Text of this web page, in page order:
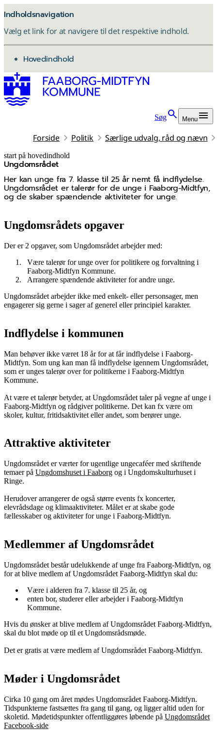
Indholdsnavigation
Vælg et link for at navigere til det respektive indhold.
gå til
Hovedindhold
Søg Menu
Forside Politik Særlige udvalg, råd og nævn
start på hovedindhold
Ungdomsrådet
Her kan unge fra 7. klasse til 25 år nemt få indflydelse.
Ungdomsrådet er talerør for de unge i Faaborg-Midtfyn,
og de skaber spændende aktiviteter for unge.
senest opdateret 5. maj 2026
Ungdomsrådets opgaver
Der er 2 opgaver, som Ungdomsrådet arbejder med:
Være talerør for unge over for politikere og forvaltning i
Faaborg-Midtfyn Kommune.
Arrangere spændende aktiviteter for andre unge.
Ungdomsrådet arbejder ikke med enkelt- eller personsager, men
engagerer sig gerne i sager af generel eller principiel karakter.
Indflydelse i kommunen
Man behøver ikke været 18 år for at får indflydelse i Faaborg-
Midtfyn. Som ung kan man få indflydelse igennem Ungdomsrådet,
som er unges talerør over for politikerne i Faaborg-Midtfyn
Kommune.
At være et talerør betyder, at Ungdomsrådet taler på vegne af unge i
Faaborg-Midtfyn og rådgiver politikerne. Det kan fx være om
skoler, kultur, fritidsaktivitet eller andet, som berører unge.
Attraktive aktiviteter
Ungdomsrådet er værter for ugentlige ungecaféer med skriftende
temaer på Ungdomshuset i Faaborg og i Ungdomskulturhuset i
Ringe.
Herudover arrangerer de også større events fx koncerter,
elevrådsdage og klimaaktiviteter. Målet er at skabe gode
fællesskaber og aktiviteter for unge i Faaborg-Midtfyn.
Medlemmer af Ungdomsrådet
Ungdomsrådet består udelukkende af unge fra Faaborg-Midtfyn, og
for at blive medlem af Ungdomsrådet Faaborg-Midtfyn skal du:
Være i alderen fra 7. klasse til 25 år, og
enten bor, studerer eller arbejder i Faaborg-Midtfyn
Kommune.
Hvis du ønsker at blive medlem af Ungdomsrådet Faaborg-Midtfyn,
skal du blot møde op til et Ungdomsrådsmøde.
Det er gratis at være medlem af Ungdomsrådet Faaborg-Midtfyn.
Møder i Ungdomsrådet
Cirka 10 gang om året mødes Ungdomsrådet Faaborg-Midtfyn.
Tidspunkterne fastsættes fra gang til gang, og ligger altid uden for
skoletid. Mødetidspunkter offentliggøres løbende på Ungdomsrådet
Facebook-side